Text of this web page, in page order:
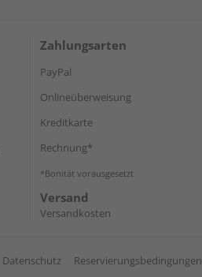
Zahlungsarten
PayPal
Onlineüberweisung
Kreditkarte
Rechnung*
*Bonität vorausgesetzt
Versand
Versandkosten
Datenschutz Reservierungsbedingungen